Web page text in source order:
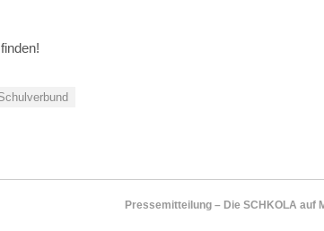
Pressemitteilung – Die SCHKOLA auf